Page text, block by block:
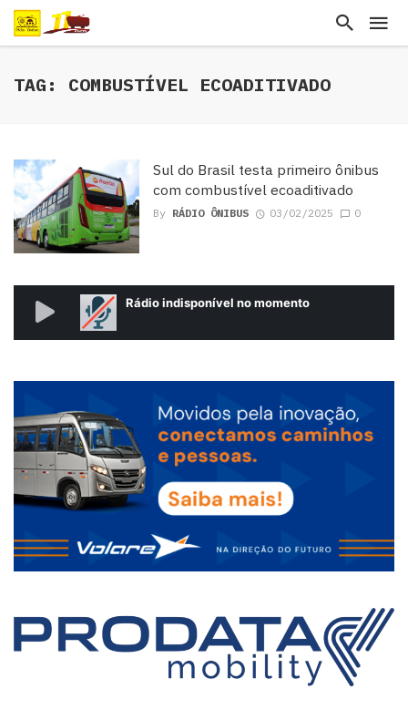
TAG: COMBUSTÍVEL ECOADITIVADO
Sul do Brasil testa primeiro ônibus
com combustível ecoaditivado
By RÁDIO ÔNIBUS 03/02/2025 0